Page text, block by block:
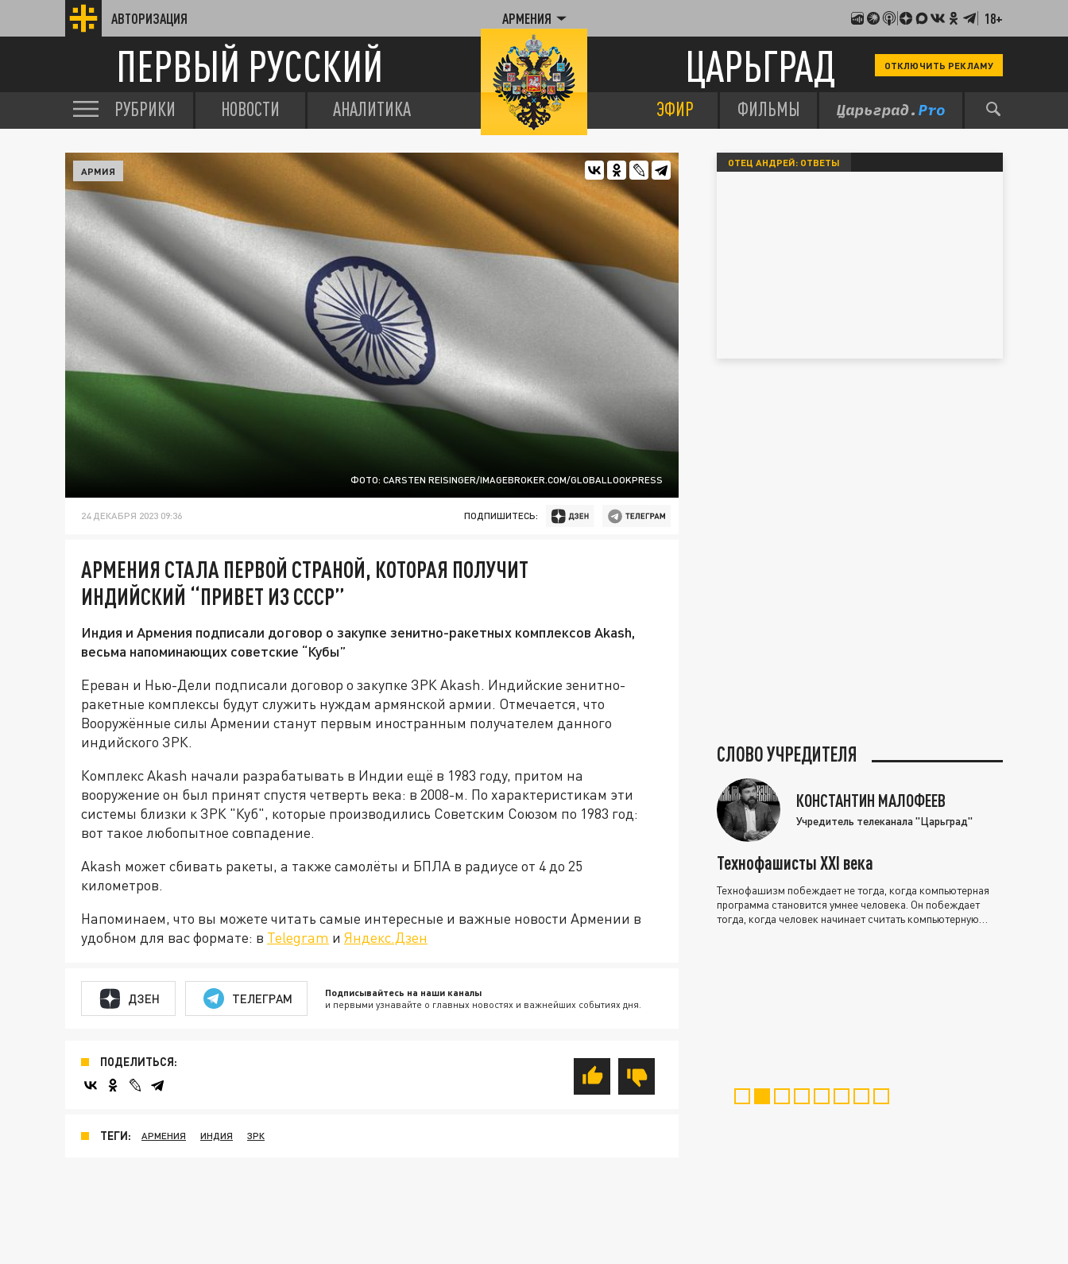
АВТОРИЗАЦИЯ АРМЕНИЯ 18+
ПЕРВЫЙ РУССКИЙ ЦАРЬГРАД ОТКЛЮЧИТЬ РЕКЛАМУ
РУБРИКИ НОВОСТИ АНАЛИТИКА ЭФИР ФИЛЬМЫ
ФОТО: CARSTEN REISINGER/IMAGEBROKER.COM/GLOBALLOOKPRESS
АРМИЯ
24 ДЕКАБРЯ 2023 09:36 ПОДПИШИТЕСЬ:
АРМЕНИЯ СТАЛА ПЕРВОЙ СТРАНОЙ, КОТОРАЯ ПОЛУЧИТ
ИНДИЙСКИЙ “ПРИВЕТ ИЗ СССР”
Индия и Армения подписали договор о закупке зенитно-ракетных комплексов Akash,
весьма напоминающих советские “Кубы”
Ереван и Нью-Дели подписали договор о закупке ЗРК Akash. Индийские зенитно-
ракетные комплексы будут служить нуждам армянской армии. Отмечается, что
Вооружённые силы Армении станут первым иностранным получателем данного
индийского ЗРК.
Комплекс Akash начали разрабатывать в Индии ещё в 1983 году, притом на
вооружение он был принят спустя четверть века: в 2008-м. По характеристикам эти
системы близки к ЗРК "Куб", которые производились Советским Союзом по 1983 год:
вот такое любопытное совпадение.
Akash может сбивать ракеты, а также самолёты и БПЛА в радиусе от 4 до 25
километров.
Напоминаем, что вы можете читать самые интересные и важные новости Армении в
удобном для вас формате: в Telegram и Яндекс.Дзен
ДЗЕН ТЕЛЕГРАМ Подписывайтесь на наши каналы
и первыми узнавайте о главных новостях и важнейших событиях дня.
ПОДЕЛИТЬСЯ:
ТЕГИ: АРМЕНИЯ ИНДИЯ ЗРК
ОТЕЦ АНДРЕЙ: ОТВЕТЫ
СЛОВО УЧРЕДИТЕЛЯ
КОНСТАНТИН МАЛОФЕЕВ
Учредитель телеканала "Царьград"
Технофашисты XXI века
Технофашизм побеждает не тогда, когда компьютерная
программа становится умнее человека. Он побеждает
тогда, когда человек начинает считать компьютерную